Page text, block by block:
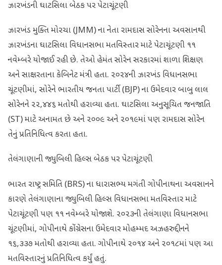
ઝારખંડની ઘાટસિલા બેઠક પર પેટાચૂંટણી
ઝારખંડ મુક્તિ મોરચા (JMM) ના નેતા રામદાસ સોરેનના અવસાનથી
ઝારખંડના ઘાટસિલા વિધાનસભા મતવિસ્તાર માટે પેટાચૂંટણી ૧૧
નવેમ્બરે યોજાઈ રહી છે. તેઓ હેમંત સોરેન સરકારમાં શાળા શિક્ષણ
અને સાક્ષરતાના કેબિનેટ મંત્રી હતા. ૨૦૨૪ની ઝારખંડ વિધાનસભા
ચૂંટણીમાં, સોરેને ભારતીય જનતા પાર્ટી (BJP) ના ઉમેદવાર બાબુ લાલ
સોરેનને ૨૨,૪૪૬ મતોથી હરાવ્યા હતા. ઘાટસિલા અનુસૂચિત જનજાતિ
(ST) માટે અનામત છે અને ૨૦૦૯ અને ૨૦૧૯માં પણ રામદાસ સોરેન
તેનું પ્રતિનિધિત્વ કરતા હતા.
તેલંગાણાની જ્યુબિલી હિલ્સ બેઠક પર પેટાચૂંટણી
ભારત રાષ્ટ્ર સમિતિ (BRS) ના ધારાસભ્ય મગંતી ગોપીનાથના અવસાનને
કારણે તેલંગાણાના જ્યુબિલી હિલ્સ વિધાનસભા મતવિસ્તાર માટે
પેટાચૂંટણી પણ ૧૧ નવેમ્બરે યોજાશે. ૨૦૨૩ની તેલંગાણા વિધાનસભા
ચૂંટણીમાં, ગોપીનાથે કોંગ્રેસના ઉમેદવાર મોહમ્મદ અઝહરુદ્દીનને
૧૬,૩૩૭ મતોથી હરાવ્યા હતા. ગોપીનાથે ૨૦૧૪ અને ૨૦૧૮માં પણ આ
મતવિસ્તારનું પ્રતિનિધિત્વ કર્યું હતું.